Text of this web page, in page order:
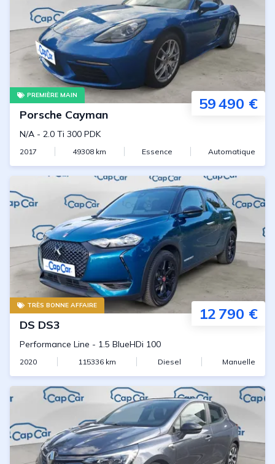
PREMIÈRE MAIN 59 490 €
Porsche Cayman
N/A - 2.0 Ti 300 PDK
2017 49308 km Essence Automatique
TRÈS BONNE AFFAIRE 12 790 €
DS DS3
Performance Line - 1.5 BlueHDi 100
2020 115336 km Diesel Manuelle